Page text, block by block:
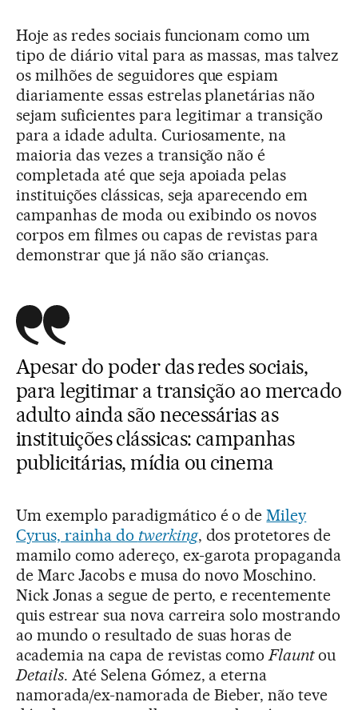
Hoje as redes sociais funcionam como um
tipo de diário vital para as massas, mas talvez
os milhões de seguidores que espiam
diariamente essas estrelas planetárias não
sejam suficientes para legitimar a transição
para a idade adulta. Curiosamente, na
maioria das vezes a transição não é
completada até que seja apoiada pelas
instituições clássicas, seja aparecendo em
campanhas de moda ou exibindo os novos
corpos em filmes ou capas de revistas para
demonstrar que já não são crianças.
Apesar do poder das redes sociais,
para legitimar a transição ao mercado
adulto ainda são necessárias as
instituições clássicas: campanhas
publicitárias, mídia ou cinema
Um exemplo paradigmático é o deMiley
Cyrus, rainha do twerking, dos protetores de
mamilo como adereço, ex-garota propaganda
de Marc Jacobs e musa do novo Moschino.
Nick Jonas a segue de perto, e recentemente
quis estrear sua nova carreira solo mostrando
ao mundo o resultado de suas horas de
academia na capa de revistas comoFlauntou
Details. Até Selena Gómez, a eterna
namorada/ex-namorada de Bieber, não teve